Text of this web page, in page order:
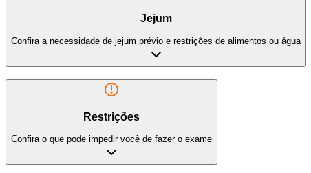
Jejum
Confira a necessidade de jejum prévio e restrições de alimentos ou água
Restrições
Confira o que pode impedir você de fazer o exame